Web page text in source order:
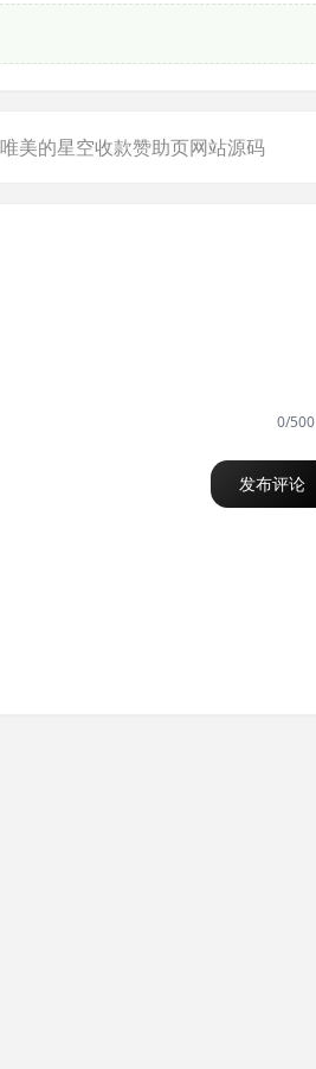
唯美的星空收款赞助页网站源码
0/500
发布评论